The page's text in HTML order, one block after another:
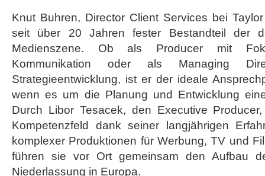
Knut Buhren, Director Client Services bei
seit über 20 Jahren fester Bestandteil der
Medienszene. Ob als Producer mit
Kommunikation oder als Managing
Strategieentwicklung, ist er der ideale
wenn es um die Planung und Entwicklung
Durch Libor Tesacek, den Executive
Kompetenzfeld dank seiner langjährigen
komplexer Produktionen für Werbung, TV und
führen sie vor Ort gemeinsam den Aufbau
Niederlassung in Europa.